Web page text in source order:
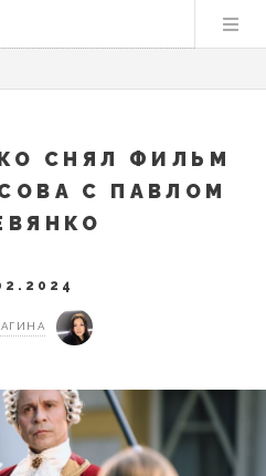
СНЯЛ ФИЛЬМ
С ПАВЛОМ